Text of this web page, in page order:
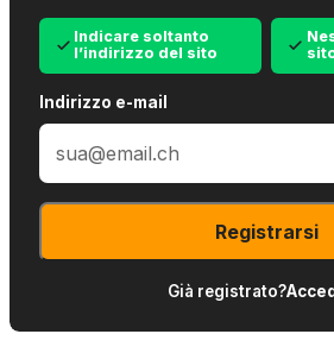
Indicare soltanto
l’indirizzo del sito
Indirizzo e-mail
Registrarsi
Già registrato?